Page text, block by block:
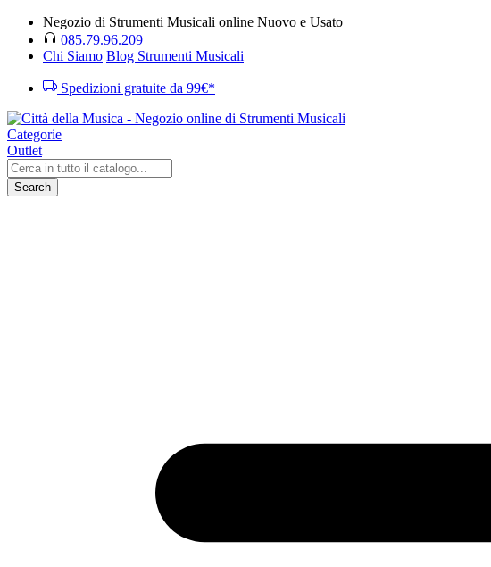
Negozio di Strumenti Musicali online Nuovo e Usato
085.79.96.209
Chi Siamo Blog Strumenti Musicali
Spedizioni gratuite da 99€*
Categorie
Outlet
Search